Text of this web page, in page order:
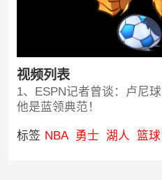
视频列表
1、ESPN记者曾谈：卢尼
他是蓝领典范！
标签 NBA 勇士 湖人 篮球